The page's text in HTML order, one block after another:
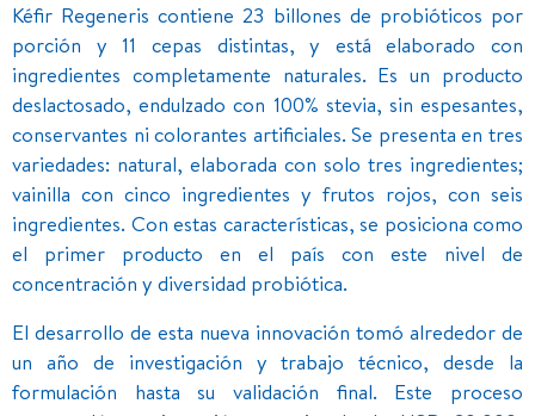
Kéfir Regeneris contiene 23 billones de probióticos por
porción y 11 cepas distintas, y está elaborado con
ingredientes completamente naturales. Es un producto
deslactosado, endulzado con 100% stevia, sin espesantes,
conservantes ni colorantes artificiales. Se presenta en tres
variedades: natural, elaborada con solo tres ingredientes;
vainilla con cinco ingredientes y frutos rojos, con seis
ingredientes. Con estas características, se posiciona como
el primer producto en el país con este nivel de
concentración y diversidad probiótica.
El desarrollo de esta nueva innovación tomó alrededor de
un año de investigación y trabajo técnico, desde la
formulación hasta su validación final. Este proceso